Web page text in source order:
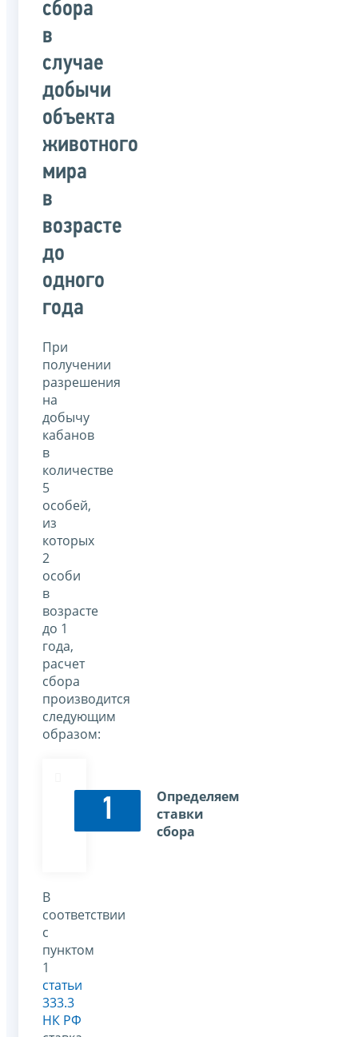
сбора
в
случае
добычи
объекта
животного
мира
в
возрасте
до
одного
года
При
получении
разрешения
на
добычу
кабанов
в
количестве
5
особей,
из
которых
2
особи
в
возрасте
до 1
года,
расчет
сбора
производится
следующим
образом:
1
Определяем
ставки
сбора
В
соответствии
с
пунктом
1
статьи
333.3
НК РФ